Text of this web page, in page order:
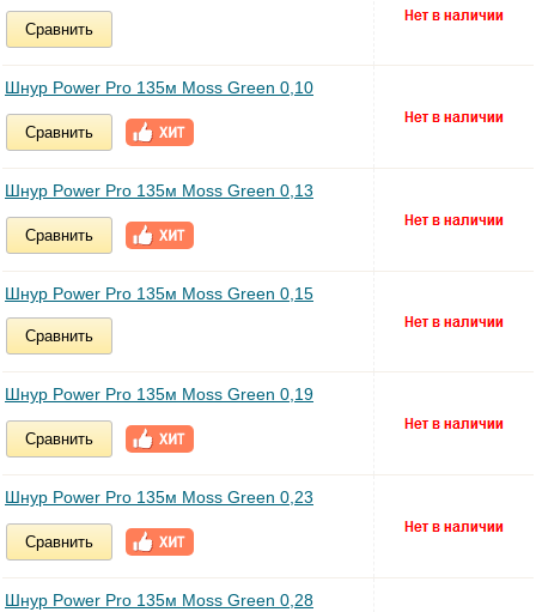
Сравнить
Шнур Power Pro 135м Moss Green 0,10
Сравнить
Шнур Power Pro 135м Moss Green 0,13
Сравнить
Шнур Power Pro 135м Moss Green 0,15
Сравнить
Шнур Power Pro 135м Moss Green 0,19
Сравнить
Шнур Power Pro 135м Moss Green 0,23
Сравнить
Шнур Power Pro 135м Moss Green 0,28